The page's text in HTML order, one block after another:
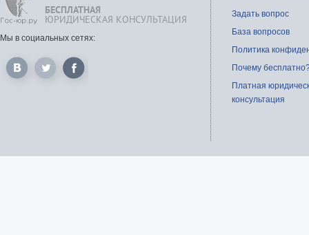
БЕСПЛАТНАЯ
ЮРИДИЧЕСКАЯ КОНСУЛЬТАЦИЯ
Мы в социальных сетях:
Задать вопрос
База вопросов
Политика
Почему
Платная
консультация